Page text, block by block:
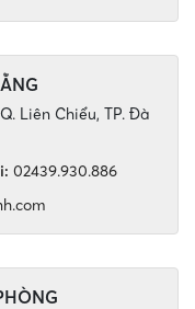
Liên Chiểu, TP. Đà
02439.930.886